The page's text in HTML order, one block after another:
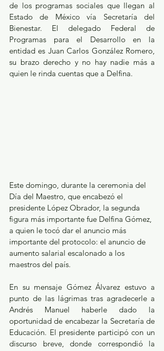
de los programas sociales que llegan al
Estado de México vía Secretaría del
Bienestar. El delegado Federal de
Programas para el Desarrollo en la
entidad es Juan Carlos González Romero,
su brazo derecho y no hay nadie más a
quien le rinda cuentas que a Delfina.
Este domingo, durante la ceremonia del
Día del Maestro, que encabezó el
presidente López Obrador, la segunda
figura más importante fue Delfina Gómez,
a quien le tocó dar el anuncio más
importante del protocolo: el anuncio de
aumento salarial escalonado a los
maestros del país.
En su mensaje Gómez Álvarez estuvo a
punto de las lágrimas tras agradecerle a
Andrés Manuel haberle dado la
oportunidad de encabezar la Secretaría de
Educación. El presidente participó con un
discurso breve, donde correspondió la